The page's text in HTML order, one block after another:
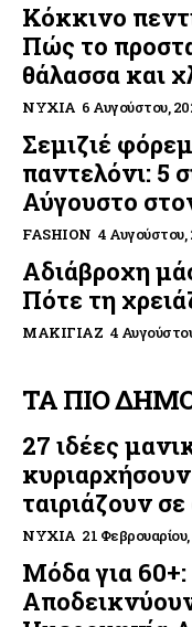
Κόκκινο
Πώς το
θάλασσα και
ΝΎΧΙΑ 6 Αυγούστου,
Σεμιζιέ
παντελόνι: 5
Αύγουστο
FASHION 4 Αυγούστου,
Αδιάβροχη
Πότε τη
ΜΑΚΙΓΙΆΖ 4
ΤΑ ΠΙΟ
27 ιδέες
ταιριάζουν
ΝΎΧΙΑ 21
Μόδα για